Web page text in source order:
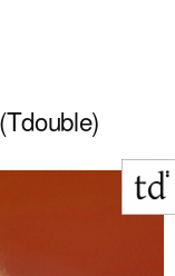
(Tdouble)